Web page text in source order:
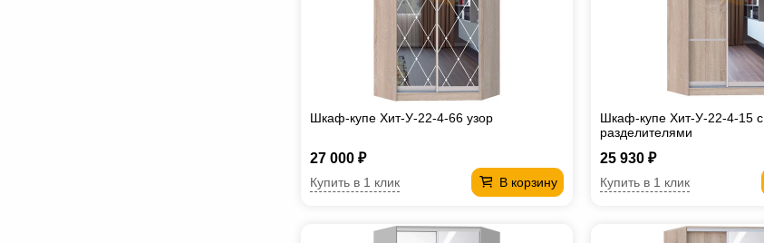
Шкаф-купе Хит-У-22-4-66 узор
27 000 ₽
В корзину
Купить в 1 клик
Шкаф-купе Хит-У-22-4-15 с
разделителями
25 930 ₽
Купить в 1 клик